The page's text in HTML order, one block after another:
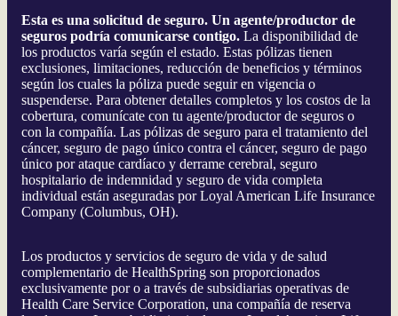
Esta es una solicitud de seguro. Un agente/productor de
seguros podría comunicarse contigo. La disponibilidad de
los productos varía según el estado. Estas pólizas tienen
exclusiones, limitaciones, reducción de beneficios y términos
según los cuales la póliza puede seguir en vigencia o
suspenderse. Para obtener detalles completos y los costos de la
cobertura, comunícate con tu agente/productor de seguros o
con la compañía. Las pólizas de seguro para el tratamiento del
cáncer, seguro de pago único contra el cáncer, seguro de pago
único por ataque cardíaco y derrame cerebral, seguro
hospitalario de indemnidad y seguro de vida completa
individual están aseguradas por Loyal American Life Insurance
Company (Columbus, OH).
Los productos y servicios de seguro de vida y de salud
complementario de HealthSpring son proporcionados
exclusivamente por o a través de subsidiarias operativas de
Health Care Service Corporation, una compañía de reserva